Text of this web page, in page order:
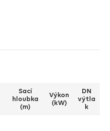
Sací
hloubka
(m)
Výkon
(kW)
DN
výtla
k